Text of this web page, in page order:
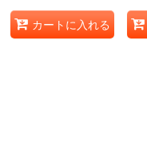
カートに入れる